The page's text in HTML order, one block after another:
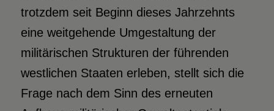
trotzdem seit Beginn dieses Jahrzehnts
eine weitgehende Umgestaltung der
militärischen Strukturen der führenden
westlichen Staaten erleben, stellt sich die
Frage nach dem Sinn des erneuten